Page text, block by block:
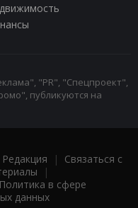
"PR", "Спецпроект",
публикуются на
Редакция | Связаться с
|
Политика в сфере
данных